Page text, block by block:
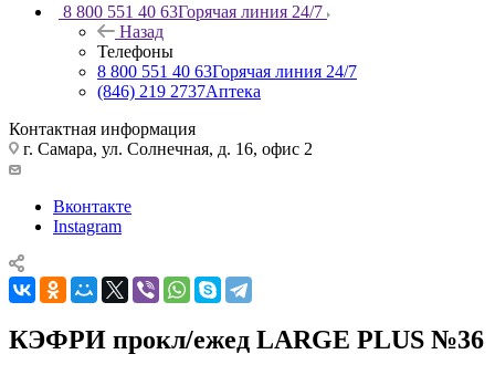
8 800 551 40 63Горячая линия 24/7
Назад
Телефоны
8 800 551 40 63Горячая линия 24/7
(846) 219 2737Аптека
Контактная информация
г. Самара, ул. Солнечная, д. 16, офис 2
Вконтакте
Instagram
КЭФРИ прокл/ежед LARGE PLUS №36